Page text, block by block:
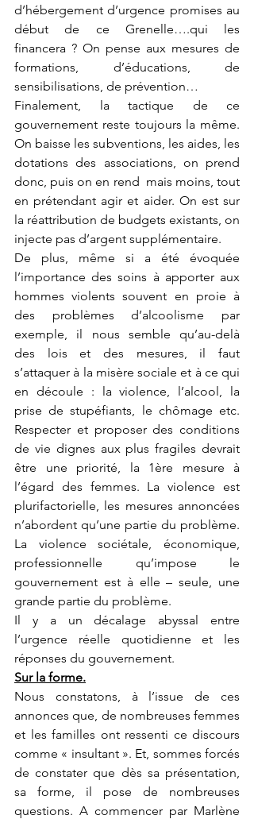
d’hébergement d’urgence promises au
début de ce Grenelle….qui les
financera ? On pense aux mesures de
formations, d’éducations, de
sensibilisations, de prévention…
Finalement, la tactique de ce
gouvernement reste toujours la même.
On baisse les subventions, les aides, les
dotations des associations, on prend
donc, puis on en rend  mais moins, tout
en prétendant agir et aider. On est sur
la réattribution de budgets existants, on
injecte pas d’argent supplémentaire.
De plus, même si a été évoquée
l’importance des soins à apporter aux
hommes violents souvent en proie à
des problèmes d’alcoolisme par
exemple, il nous semble qu’au-delà
des lois et des mesures, il faut
s’attaquer à la misère sociale et à ce qui
en découle : la violence, l’alcool, la
prise de stupéfiants, le chômage etc.
Respecter et proposer des conditions
de vie dignes aux plus fragiles devrait
être une priorité, la 1ère mesure à
l’égard des femmes. La violence est
plurifactorielle, les mesures annoncées
n’abordent qu’une partie du problème.
La violence sociétale, économique,
professionnelle qu’impose le
gouvernement est à elle – seule, une
grande partie du problème.
Il y a un décalage abyssal entre
l’urgence réelle quotidienne et les
réponses du gouvernement.
Sur la forme.
Nous constatons, à l’issue de ces
annonces que, de nombreuses femmes
et les familles ont ressenti ce discours
comme « insultant ». Et, sommes forcés
de constater que dès sa présentation,
sa forme, il pose de nombreuses
questions. A commencer par Marlène